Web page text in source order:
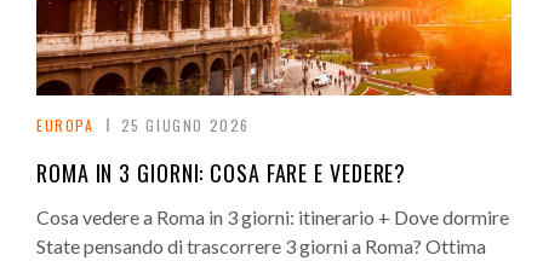
EUROPA 25 GIUGNO 2026
ROMA IN 3 GIORNI: COSA FARE E VEDERE?
Cosa vedere a Roma in 3 giorni: itinerario + Dove dormire
State pensando di trascorrere 3 giorni a Roma? Ottima